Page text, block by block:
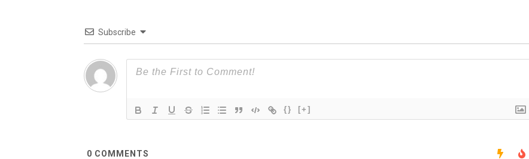
Subscribe
{} [+]
0 COMMENTS